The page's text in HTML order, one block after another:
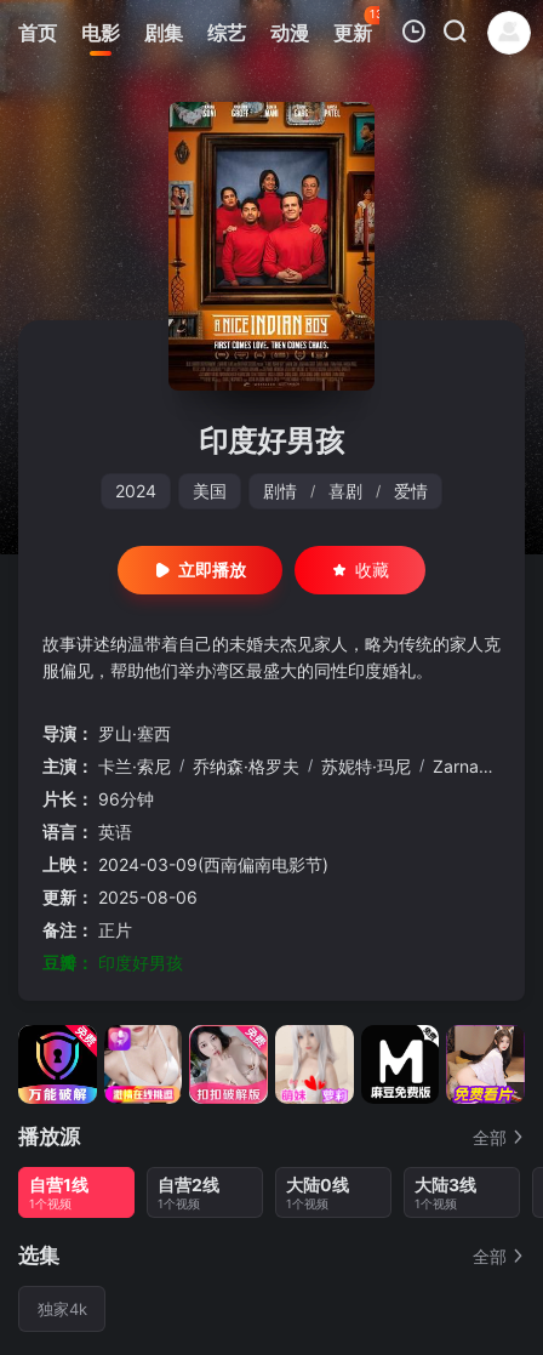
首页 电影 剧集 综艺 动漫 更新
137
热榜 APP
我的观影记录
暂无观看影片的记录
印度好男孩
2024 美国 剧情 / 喜剧 / 爱情
立即播放 收藏
故事讲述纳温带着自己的未婚夫杰见家人，略为传统的家人克
服偏见，帮助他们举办湾区最盛大的同性印度婚礼。
导演： 罗山·塞西
主演： 卡兰·索尼 / 乔纳森·格罗夫 / 苏妮特·玛尼 / Zarna
片长： 96分钟
语言： 英语
上映： 2024-03-09(西南偏南电影节)
更新： 2025-08-06
备注： 正片
豆瓣： 印度好男孩
播放源 全部
自营1线
1个视频
自营2线
1个视频
大陆0线
1个视频
大陆3线
1个视频
选集 全部
独家4k